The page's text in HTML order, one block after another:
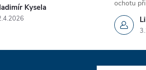
Kysela
ochotu